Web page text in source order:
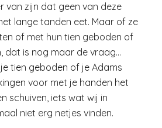
van zijn dat geen van deze
lange tanden eet. Maar of ze
of met hun tien geboden of
dat is nog maar de vraag…
tien geboden of je Adams
voor met je handen het
schuiven, iets wat wij in
niet erg netjes vinden.